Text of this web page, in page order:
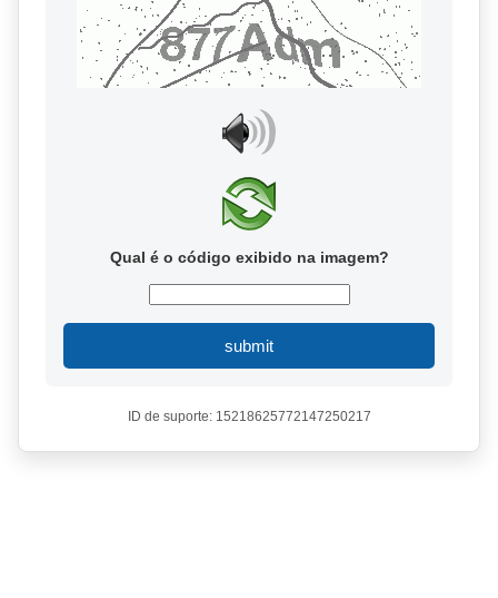
Qual é o código exibido na imagem?
submit
ID de suporte: 15218625772147250217